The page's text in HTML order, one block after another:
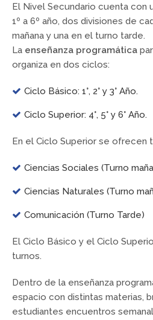
El Nivel Secundario cuenta con
1º a 6º año, dos divisiones de
mañana y una en el turno tarde.
La enseñanza programática
organiza en dos ciclos:
Ciclo Básico: 1°, 2° y 3° Año.
Ciclo Superior: 4°, 5° y 6° Año.
En el Ciclo Superior se ofrecen
Ciencias Sociales (Turno
Ciencias Naturales (Turno
Comunicación (Turno Tarde)
El Ciclo Básico y el Ciclo
turnos.
Dentro de la enseñanza
espacio con distintas materias,
estudiantes encuentros